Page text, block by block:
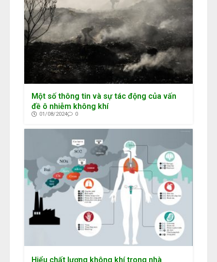
Một số thông tin và sự tác động của vấn
đề ô nhiễm không khí
01/08/2024 0
Hiểu chất lượng không khí trong nhà